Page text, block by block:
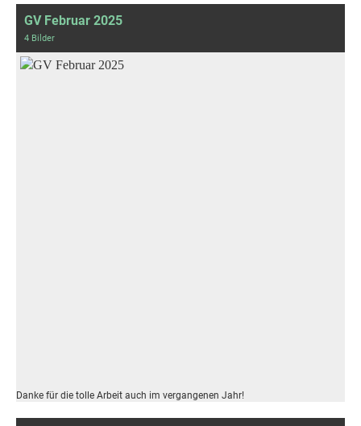
GV Februar 2025
4 Bilder
Danke für die tolle Arbeit auch im vergangenen Jahr!